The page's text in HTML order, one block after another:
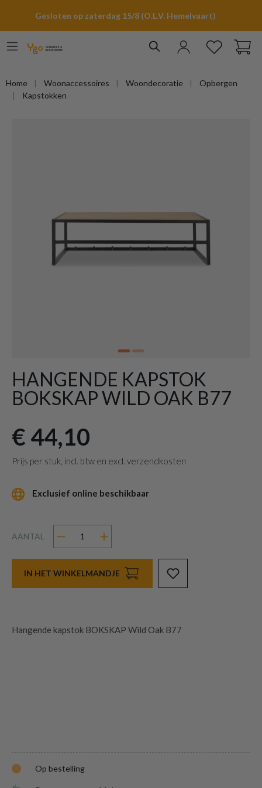
Gesloten op zaterdag 15/8 (O.L.V. Hemelvaart)
Home Woonaccessoires Woondecoratie
Opbergen
Kapstokken
HANGENDE KAPSTOK
BOKSKAP WILD OAK B77
€ 44,10
Prijs per stuk, incl. btw en excl. verzendkosten
Exclusief online beschikbaar
AANTAL
IN HET WINKELMANDJE
Hangende kapstok BOKSKAP Wild Oak B77
Op bestelling